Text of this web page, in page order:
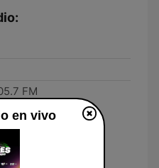
FM
30 días
en vivo